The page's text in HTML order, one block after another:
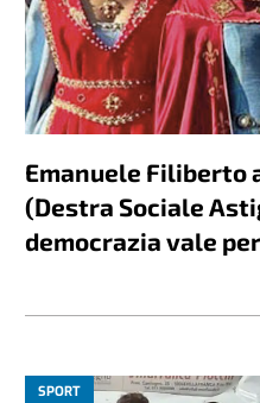
Emanuele Filiberto
(Destra Sociale
democrazia vale
SPORT